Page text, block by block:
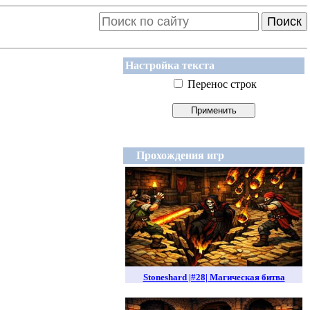
Поиск
Настройка текста
Перенос строк
Прохождения игр
Stoneshard |#28| Магическая битва